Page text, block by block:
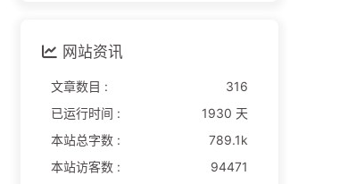
网站资讯
文章数目 :
316
已运行时间 :
1930 天
本站总字数 :
789.1k
本站访客数 :
94471